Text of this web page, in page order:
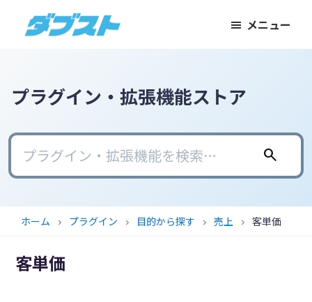
ン
に
バ
に
キ
プ
ト
の
モ
ー
ネ
ス
に
メニュー
プラグイン・拡張機能ストア
search
ホーム chevron_right プラグイン chevron_right 目的から探す chevron_right 売上 chevron_right 客単価
客単価